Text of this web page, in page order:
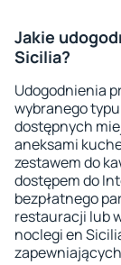
Jakie
Sicilia?
Udogodnienia
wybranego
dostępnych
aneksami
zestawem do
dostępem do
bezpłatnego
restauracji lub
noclegi en